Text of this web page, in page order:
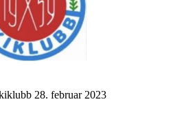
28. februar 2023